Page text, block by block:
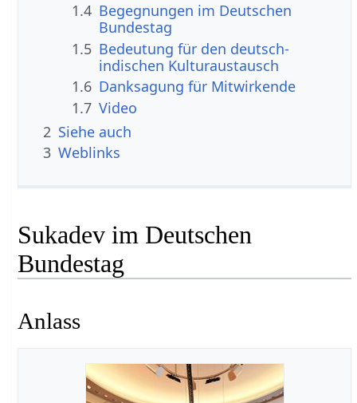
1.4 Begegnungen im Deutschen
Bundestag
1.5 Bedeutung für den deutsch-
indischen Kulturaustausch
1.6 Danksagung für Mitwirkende
1.7 Video
2 Siehe auch
3 Weblinks
Sukadev im Deutschen
Bundestag
Anlass